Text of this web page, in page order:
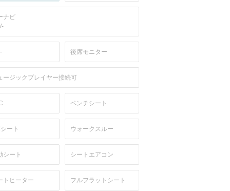
ナビ
後席モニター
ージックプレイヤー接続可
ベンチシート
ート ウォークスルー
シート シートエアコン
トヒーター フルフラットシート